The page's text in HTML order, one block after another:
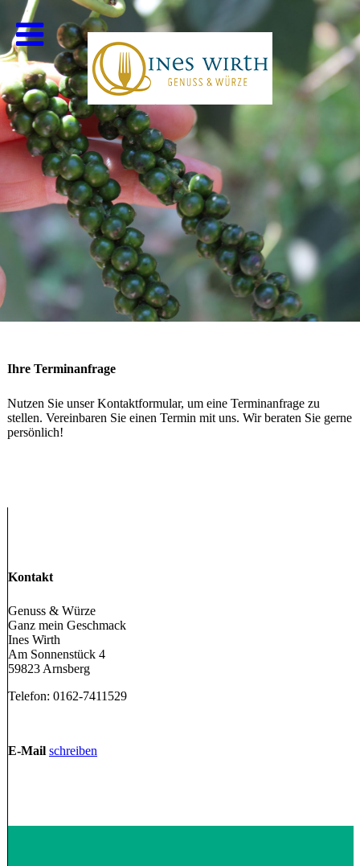
Ihre Terminanfrage
Nutzen Sie unser Kontaktformular, um eine Terminanfrage zu
stellen. Vereinbaren Sie einen Termin mit uns. Wir beraten Sie gerne
persönlich!
Kontakt
Genuss & Würze
Ganz mein Geschmack
Ines Wirth
Am Sonnenstück 4
59823 Arnsberg
Telefon: 0162-7411529
E-Mail schreiben